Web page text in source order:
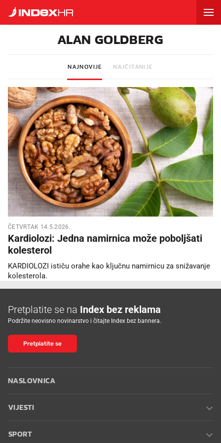
ALAN GOLDBERG
NAJNOVIJE NAJČITANIJE
ČETVRTAK 14.5.2026.
Kardiolozi: Jedna namirnica može poboljšati
kolesterol
KARDIOLOZI ističu orahe kao ključnu namirnicu za snižavanje
kolesterola.
Pretplatite se na Index bez reklama
Podržite neovisno novinarstvo i čitajte Index bez bannera.
Pretplatite se
NASLOVNICA
VIJESTI
SPORT